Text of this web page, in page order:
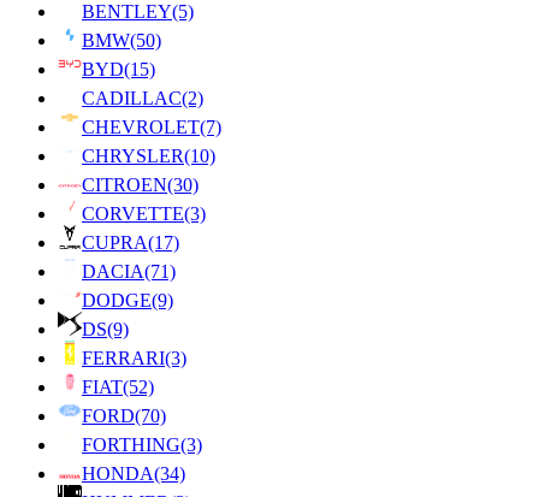
BENTLEY(5)
BMW(50)
BYD(15)
CADILLAC(2)
CHEVROLET(7)
CHRYSLER(10)
CITROEN(30)
CORVETTE(3)
CUPRA(17)
DACIA(71)
DODGE(9)
DS(9)
FERRARI(3)
FIAT(52)
FORD(70)
FORTHING(3)
HONDA(34)